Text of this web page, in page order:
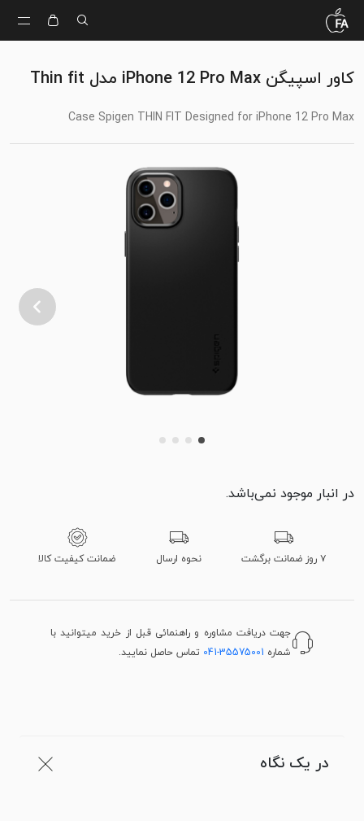
کاور اسپیگن iPhone 12 Pro Max مدل Thin fit
Case Spigen THIN FIT Designed for iPhone 12 Pro Max
در انبار موجود نمی‌باشد.
۷ روز ضمانت برگشت نحوه ارسال ضمانت کیفیت کالا
جهت دریافت مشاوره و راهنمائی قبل از خرید میتوانید با
شماره 041-35575001 تماس حاصل نمایید.
در یک نگاه